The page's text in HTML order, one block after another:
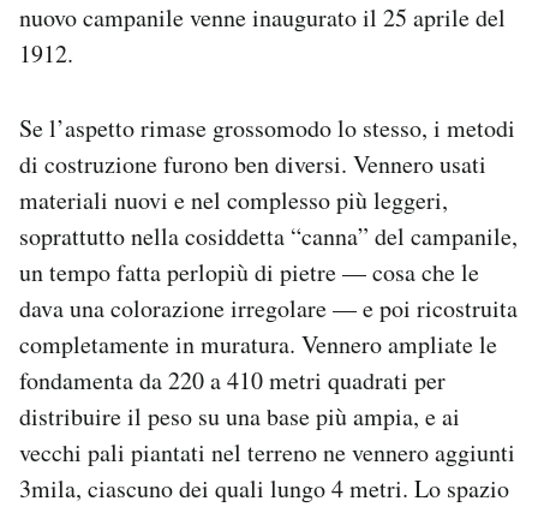
nuovo campanile venne inaugurato il 25 aprile del
1912.
Se l’aspetto rimase grossomodo lo stesso, i metodi
di costruzione furono ben diversi. Vennero usati
materiali nuovi e nel complesso più leggeri,
soprattutto nella cosiddetta “canna” del campanile,
un tempo fatta perlopiù di pietre — cosa che le
dava una colorazione irregolare — e poi ricostruita
completamente in muratura. Vennero ampliate le
fondamenta da 220 a 410 metri quadrati per
distribuire il peso su una base più ampia, e ai
vecchi pali piantati nel terreno ne vennero aggiunti
3mila, ciascuno dei quali lungo 4 metri. Lo spazio